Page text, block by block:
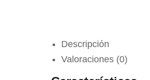
Descripción
Valoraciones (0)